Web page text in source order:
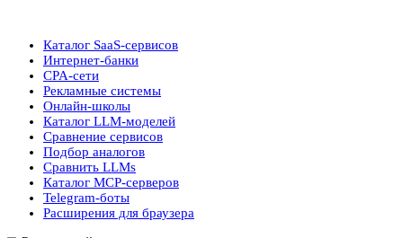
Каталог SaaS-сервисов
Интернет-банки
CPA-сети
Рекламные системы
Онлайн-школы
Каталог LLM-моделей
Сравнение сервисов
Подбор аналогов
Сравнить LLMs
Каталог MCP-серверов
Telegram-боты
Расширения для браузера